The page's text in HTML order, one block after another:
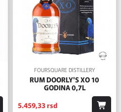
FOURSQUARE DISTILLERY
RUM DOORLY'S XO 10
GODINA 0,7L
5.459,33rsd